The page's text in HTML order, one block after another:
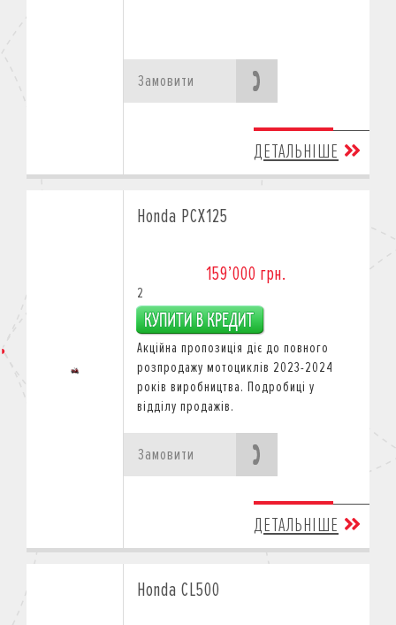
Замовити
ДЕТАЛЬНІШЕ
Honda PCX125
159’000 грн.
2
Акційна пропозиція діє до повного
розпродажу мотоциклів 2023-2024
років виробництва. Подробиці у
відділу продажів.
Замовити
ДЕТАЛЬНІШЕ
Honda CL500